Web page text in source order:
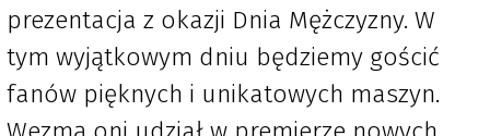
prezentacja z okazji Dnia Mężczyzny. W
tym wyjątkowym dniu będziemy gościć
fanów pięknych i unikatowych maszyn.